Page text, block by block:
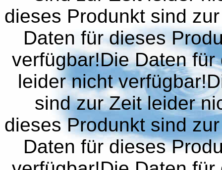
dieses Produnkt sind
Daten für dieses
verfügbar!Die Daten
leider nicht
sind zur Zeit leider
dieses Produnkt sind
Daten für dieses